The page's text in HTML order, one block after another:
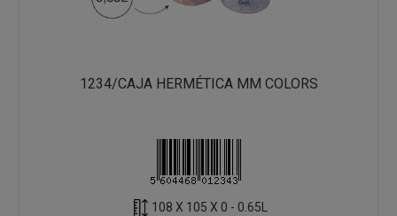
1234/CAJA HERMÉTICA MM COLORS
108 X 105 X 0 - 0.65L